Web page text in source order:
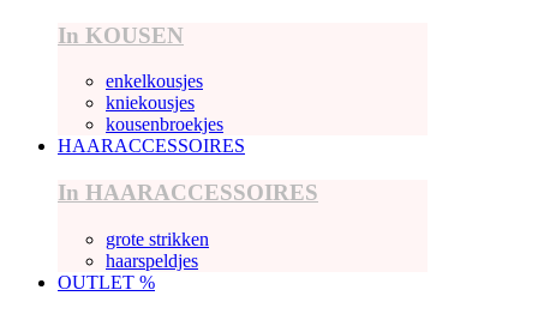
In KOUSEN
enkelkousjes
kniekousjes
kousenbroekjes
HAARACCESSOIRES
In HAARACCESSOIRES
grote strikken
haarspeldjes
OUTLET %